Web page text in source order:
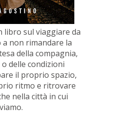
libro sul viaggiare da
a non rimandare la
della compagnia,
delle condizioni
il proprio spazio,
ritmo e ritrovare
nella città in cui